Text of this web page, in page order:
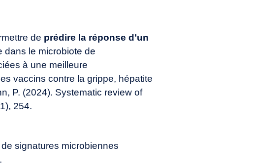
de prédire la réponse d’un
dans le microbiote de
à une meilleure
vaccins contre la grippe, hépatite
P. (2024). Systematic review of
254.
signatures microbiennes